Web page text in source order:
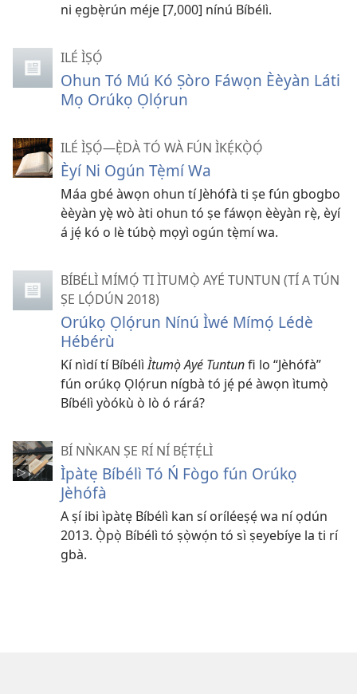
ni ẹgbẹ̀rún méje [7,000] nínú Bíbélì.
ILÉ ÌṢỌ́
Ohun Tó Mú Kó Ṣòro Fáwọn Èèyàn Láti
Mọ Orúkọ Ọlọ́run
ILÉ ÌṢỌ́—Ẹ̀DÀ TÓ WÀ FÚN ÌKẸ́KỌ̀Ọ́
Èyí Ni Ogún Tẹ̀mí Wa
Máa gbé àwọn ohun tí Jèhófà ti ṣe fún gbogbo
èèyàn yẹ̀ wò àti ohun tó ṣe fáwọn èèyàn rẹ̀, èyí
á jẹ́ kó o lè túbọ̀ mọyì ogún tẹ̀mí wa.
BÍBÉLÌ MÍMỌ́ TI ÌTUMỌ̀ AYÉ TUNTUN (TÍ A TÚN
ṢE LỌ́DÚN 2018)
Orúkọ Ọlọ́run Nínú Ìwé Mímọ́ Lédè
Hébérù
Kí nìdí tí BíbélìÌtumọ̀ Ayé Tuntunfi lo “Jèhófà”
fún orúkọ Ọlọ́run nígbà tó jẹ́ pé àwọn ìtumọ̀
Bíbélì yòókù ò lò ó rárá?
BÍ NǸKAN ṢE RÍ NÍ BẸ́TẸ́LÌ
Ìpàtẹ Bíbélì Tó Ń Fògo fún Orúkọ
Jèhófà
A ṣí ibi ìpàtẹ Bíbélì kan sí oríléeṣẹ́ wa ní ọdún
2013. Ọ̀pọ̀ Bíbélì tó ṣọ̀wọ́n tó sì ṣeyebíye la ti rí
gbà.